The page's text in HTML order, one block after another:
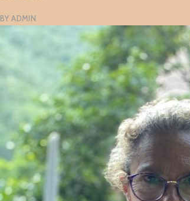
BYADMIN